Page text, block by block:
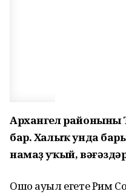
Архангел
бар. Халыҡ унда
намаҙ уҡый,
Ошо ауыл егете Рим